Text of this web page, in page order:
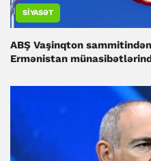
SIYASƏT
ABŞ Vaşinqton
Ermənistan